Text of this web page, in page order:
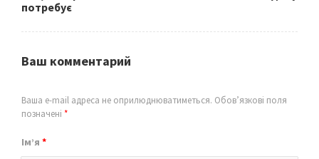
потребує
Ваш комментарий
Ваша e-mail адреса не оприлюднюватиметься. Обов’язкові поля
позначені *
Ім’я *